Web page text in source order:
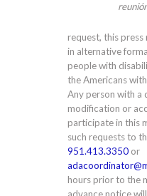
request, this press
in alternative
people with
the Americans
Any person with a
modification or
participate in this
such requests to
951.413.3350 or
hours prior to the
advance notice